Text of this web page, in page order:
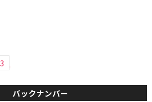
3
バックナンバー